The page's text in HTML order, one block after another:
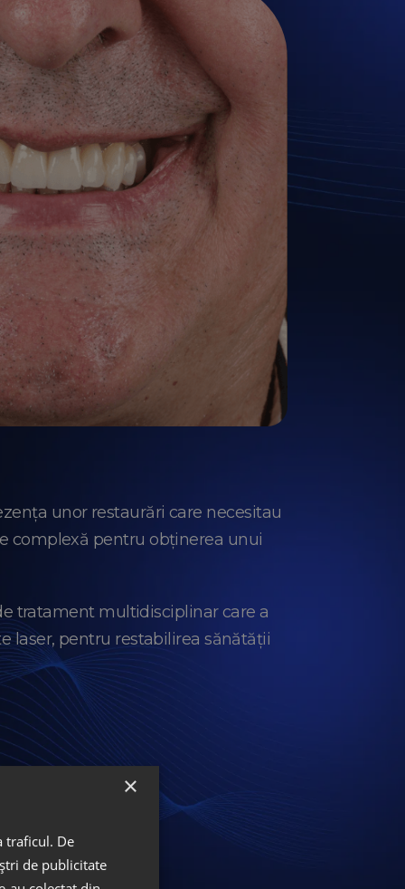
unor restaurări care necesitau
complexă pentru obținerea unui
tratament multidisciplinar care a
laser, pentru restabilirea sănătății
×
traficul. De
de publicitate